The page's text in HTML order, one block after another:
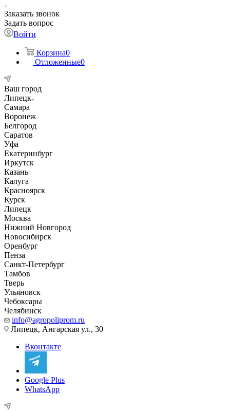
Заказать звонок
Задать вопрос
Войти
Корзина0
Отложенные0
Ваш город
Липецк
Самара
Воронеж
Белгород
Саратов
Уфа
Екатеринбург
Иркутск
Казань
Калуга
Красноярск
Курск
Липецк
Москва
Нижний Новгород
Новосибирск
Оренбург
Пенза
Санкт-Петербург
Тамбов
Тверь
Ульяновск
Чебоксары
Челябинск
info@agropoliprom.ru
Липецк, Ангарская ул., 30
Вконтакте
Google Plus
WhatsApp